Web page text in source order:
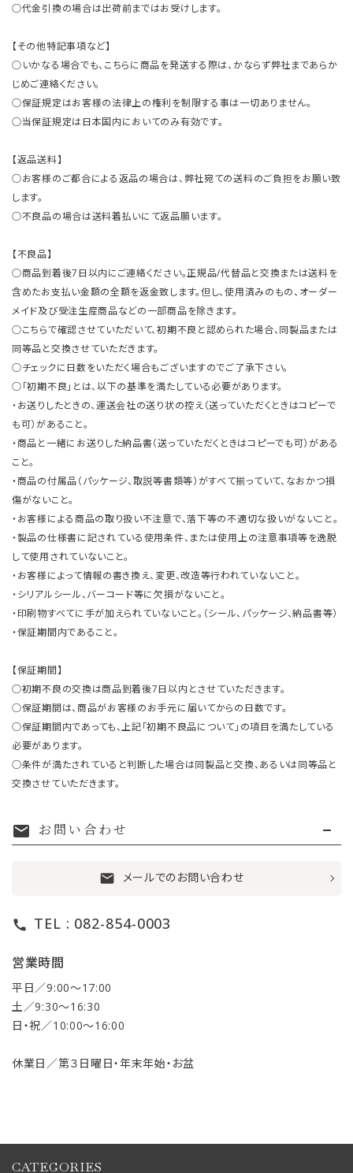
○代金引換の場合は出荷前まではお受けします。
【その他特記事項など】
○いかなる場合でも、こちらに商品を発送する際は、かならず弊社まであらか
じめご連絡ください。
○保証規定はお客様の法律上の権利を制限する事は一切ありません。
○当保証規定は日本国内においてのみ有効です。
【返品送料】
○お客様のご都合による返品の場合は、弊社宛ての送料のご負担をお願い致
します。
○不良品の場合は送料着払いにて返品願います。
【不良品】
○商品到着後7日以内にご連絡ください。正規品/代替品と交換または送料を
含めたお支払い金額の全額を返金致します。但し、使用済みのもの、オーダー
メイド及び受注生産商品などの一部商品を除きます。
○こちらで確認させていただいて、初期不良と認められた場合、同製品または
同等品と交換させていただきます。
○チェックに日数をいただく場合もございますのでご了承下さい。
○「初期不良」とは、以下の基準を満たしている必要があります。
・お送りしたときの、運送会社の送り状の控え（送っていただくときはコピーで
も可）があること。
・商品と一緒にお送りした納品書（送っていただくときはコピーでも可）がある
こと。
・商品の付属品（パッケージ、取説等書類等）がすべて揃っていて、なおかつ損
傷がないこと。
・お客様による商品の取り扱い不注意で、落下等の不適切な扱いがないこと。
・製品の仕様書に記されている使用条件、または使用上の注意事項等を逸脱
して使用されていないこと。
・お客様によって情報の書き換え、変更、改造等行われていないこと。
・シリアルシール、バーコード等に欠損がないこと。
・印刷物すべてに手が加えられていないこと。（シール、パッケージ、納品書等）
・保証期間内であること。
【保証期間】
○初期不良の交換は商品到着後7日以内とさせていただきます。
○保証期間は、商品がお客様のお手元に届いてからの日数です。
○保証期間内であっても、上記「初期不良品について」の項目を満たしている
必要があります。
○条件が満たされていると判断した場合は同製品と交換、あるいは同等品と
交換させていただきます。
mail お問い合わせ
mail メールでのお問い合わせ
call TEL : 082-854-0003
営業時間
平日／9:00〜17:00
土／9:30〜16:30
日・祝／10:00〜16:00
休業日／第３日曜日・年末年始・お盆
CATEGORIES